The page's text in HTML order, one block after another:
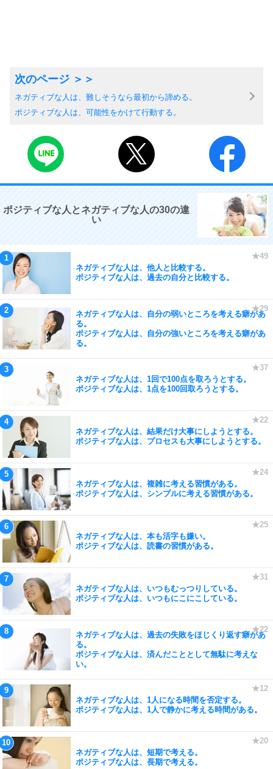
ネガティブな人は、難しそうなら最初から諦める。
ポジティブな人は、可能性をかけて行動する。
ポジティブな人とネガティブな人の30の違
い
ネガティブな人は、他人と比較する。
ポジティブな人は、過去の自分と比較する。
ネガティブな人は、自分の弱いところを考える癖があ
る。
ポジティブな人は、自分の強いところを考える癖があ
る。
ネガティブな人は、1回で100点を取ろうとする。
ポジティブな人は、1点を100回取ろうとする。
ネガティブな人は、結果だけ大事にしようとする。
ポジティブな人は、プロセスも大事にしようとする。
ネガティブな人は、複雑に考える習慣がある。
ポジティブな人は、シンプルに考える習慣がある。
ネガティブな人は、本も活字も嫌い。
ポジティブな人は、読書の習慣がある。
ネガティブな人は、いつもむっつりしている。
ポジティブな人は、いつもにこにこしている。
ネガティブな人は、過去の失敗をほじくり返す癖があ
る。
ポジティブな人は、済んだこととして無駄に考えな
い。
ネガティブな人は、1人になる時間を否定する。
ポジティブな人は、1人で静かに考える時間がある。
ネガティブな人は、短期で考える。
ポジティブな人は、長期で考える。